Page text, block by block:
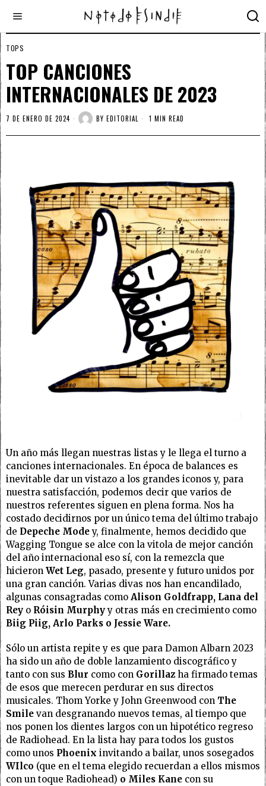
TOPS
TOP CANCIONES
INTERNACIONALES DE 2023
7 DE ENERO DE 2024 BY EDITORIAL 1 MIN READ
Un año más llegan nuestras listas y le llega el turno a
canciones internacionales. En época de balances es
inevitable dar un vistazo a los grandes iconos y, para
nuestra satisfacción, podemos decir que varios de
nuestros referentes siguen en plena forma. Nos ha
costado decidirnos por un único tema del último trabajo
de Depeche Modey, finalmente, hemos decidido que
Wagging Tongue se alce con la vitola de mejor canción
del año internacional eso sí, con la remezcla que
hicieron Wet Leg, pasado, presente y futuro unidos por
una gran canción. Varias divas nos han encandilado,
algunas consagradas como Alison Goldfrapp, Lana del
Rey o Róisin Murphyy otras más en crecimiento como
Biig Piig, Arlo Parks o Jessie Ware.
Sólo un artista repite y es que para Damon Albarn 2023
ha sido un año de doble lanzamiento discográfico y
tanto con sus Blur como con Gorillaz ha firmado temas
de esos que merecen perdurar en sus directos
musicales. Thom Yorke y John Greenwood con The
Smile van desgranando nuevos temas, al tiempo que
nos ponen los dientes largos con un hipotético regreso
de Radiohead. En la lista hay para todos los gustos
como unos Phoenix invitando a bailar, unos sosegados
WIlco (que en el tema elegido recuerdan a ellos mismos
con un toque Radiohead) o Miles Kane con su